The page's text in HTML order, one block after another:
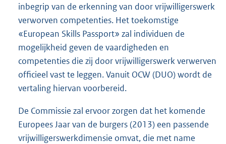
inbegrip van de erkenning van door vrijwilligerswerk
verworven competenties. Het toekomstige
«European Skills Passport» zal individuen de
mogelijkheid geven de vaardigheden en
competenties die zij door vrijwilligerswerk verwerven
officieel vast te leggen. Vanuit OCW (DUO) wordt de
vertaling hiervan voorbereid.
De Commissie zal ervoor zorgen dat het komende
Europees Jaar van de burgers (2013) een passende
vrijwilligerswerkdimensie omvat, die met name